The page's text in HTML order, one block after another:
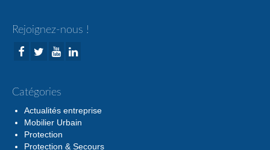
Rejoignez-nous !
Catégories
Actualités entreprise
Mobilier Urbain
Protection
Protection & Secours